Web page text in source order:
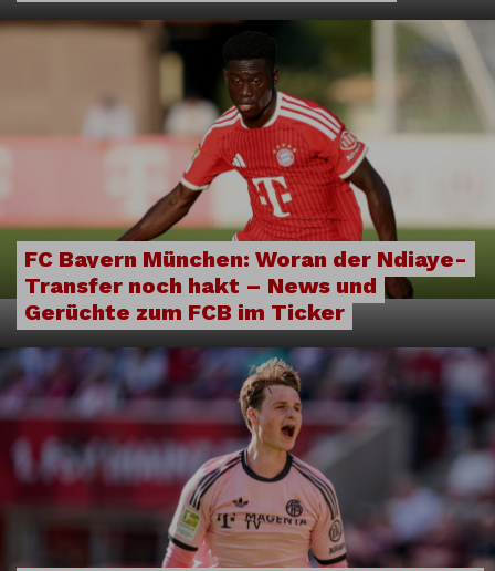
FC Bayern München: Woran der Ndiaye-
Transfer noch hakt – News und
Gerüchte zum FCB im Ticker